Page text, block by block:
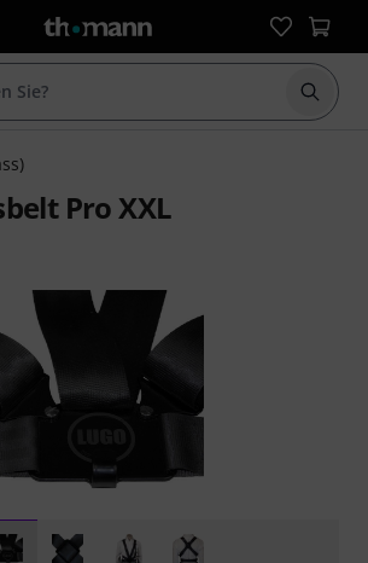
Suche
Pro XXL